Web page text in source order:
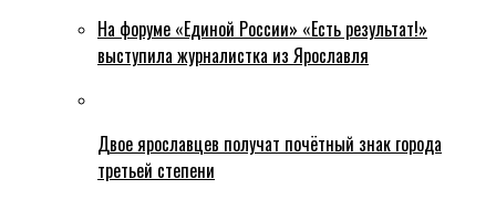
На форуме «Единой России» «Есть результат!»
выступила журналистка из Ярославля
Двое ярославцев получат почётный знак города
третьей степени